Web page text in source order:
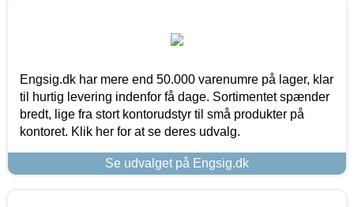
Engsig.dk har mere end 50.000 varenumre på lager, klar
til hurtig levering indenfor få dage. Sortimentet spænder
bredt, lige fra stort kontorudstyr til små produkter på
kontoret. Klik her for at se deres udvalg.
Se udvalget på Engsig.dk